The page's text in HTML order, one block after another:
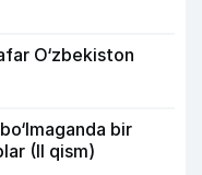
O‘zbekiston
bir
(II qism)